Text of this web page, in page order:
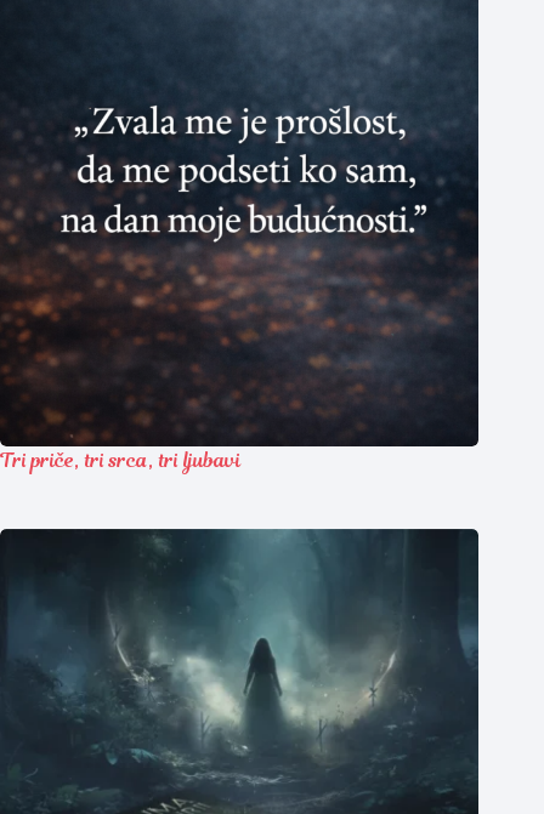
Tri priče, tri srca, tri ljubavi